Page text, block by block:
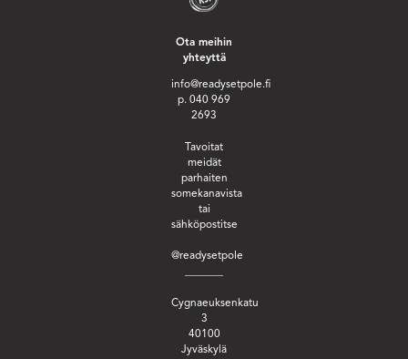
Ota meihin
yhteyttä
info@readysetpole.fi
p. 040 969
2693
Tavoitat
meidät
parhaiten
somekanavista
tai
sähköpostitse
@readysetpole
Cygnaeuksenkatu
3
40100
Jyväskylä